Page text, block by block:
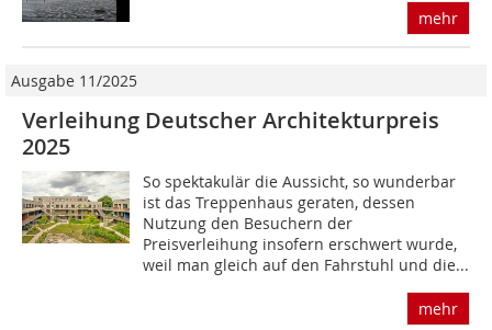
mehr
Ausgabe 11/2025
Verleihung Deutscher Architekturpreis
2025
So spektakulär die Aussicht, so wunderbar
ist das Treppenhaus geraten, dessen
Nutzung den Besuchern der
Preisverleihung insofern erschwert wurde,
weil man gleich auf den Fahrstuhl und die...
mehr